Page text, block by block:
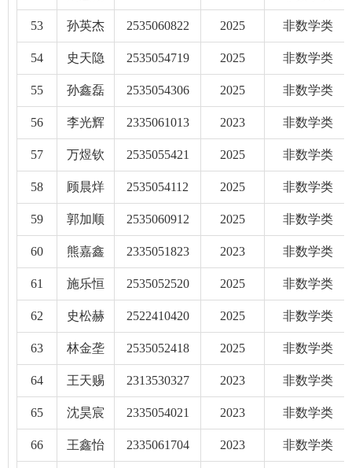
53 孙英杰 2535060822 2025 非数学类
54 史天隐 2535054719 2025 非数学类
55 孙鑫磊 2535054306 2025 非数学类
56 李光辉 2335061013 2023 非数学类
57 万煜钦 2535055421 2025 非数学类
58 顾晨烊 2535054112 2025 非数学类
59 郭加顺 2535060912 2025 非数学类
60 熊嘉鑫 2335051823 2023 非数学类
61 施乐恒 2535052520 2025 非数学类
62 史松赫 2522410420 2025 非数学类
63 林金垄 2535052418 2025 非数学类
64 王天赐 2313530327 2023 非数学类
65 沈昊宸 2335054021 2023 非数学类
66 王鑫怡 2335061704 2023 非数学类